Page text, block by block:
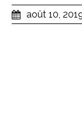
août 10,